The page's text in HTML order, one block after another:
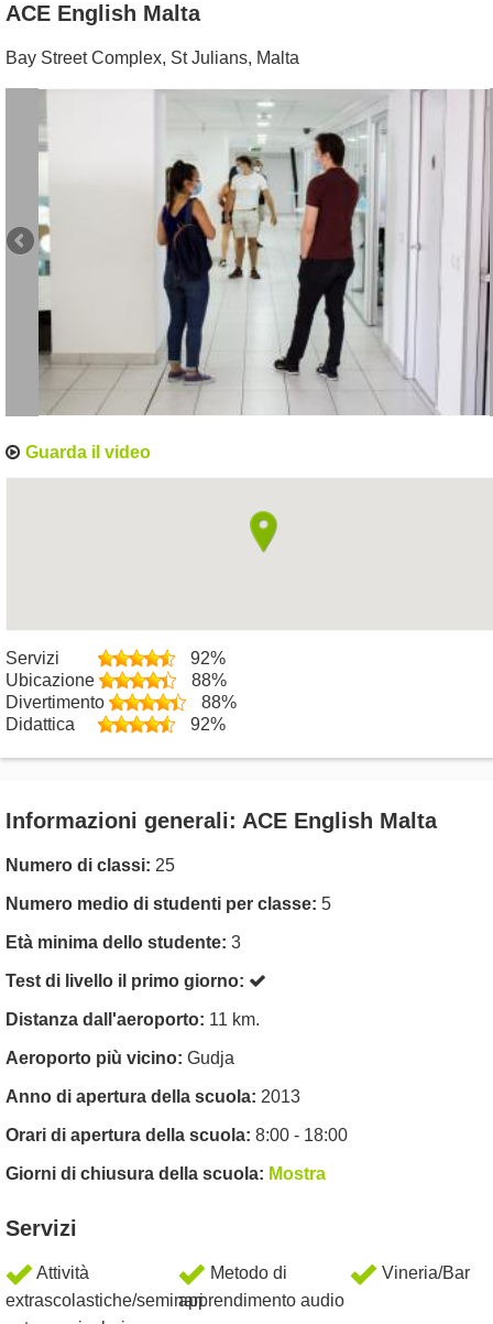
ACE English Malta
Bay Street Complex, St Julians, Malta
Guarda il video
Servizi
92%
Ubicazione
88%
Divertimento
88%
Didattica
92%
Informazioni generali: ACE English Malta
Numero di classi: 25
Numero medio di studenti per classe: 5
Età minima dello studente: 3
Test di livello il primo giorno:
Distanza dall'aeroporto: 11 km.
Aeroporto più vicino: Gudja
Anno di apertura della scuola: 2013
Orari di apertura della scuola: 8:00 - 18:00
Giorni di chiusura della scuola: Mostra
Servizi
Attività
extrascolastiche/seminari
Metodo di
apprendimento audio
Vineria/Bar